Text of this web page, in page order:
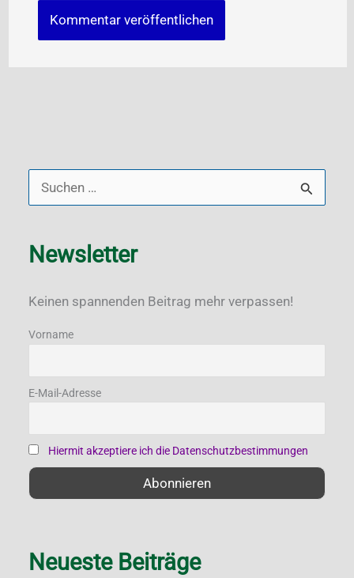
u
h
n
c
:
Newsletter
Keinen spannenden Beitrag mehr verpassen!
Vorname
E-Mail-Adresse
Hiermit akzeptiere ich die Datenschutzbestimmungen
Neueste Beiträge